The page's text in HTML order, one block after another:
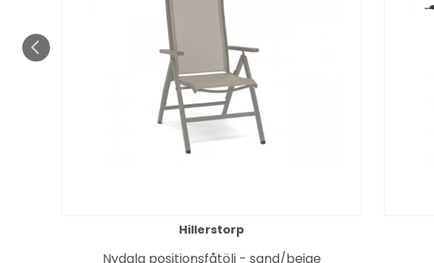
Hillerstorp
Nydala positionsfåtölj - sand/beige